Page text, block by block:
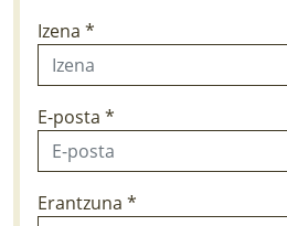
Izena *
E-posta *
Erantzuna *